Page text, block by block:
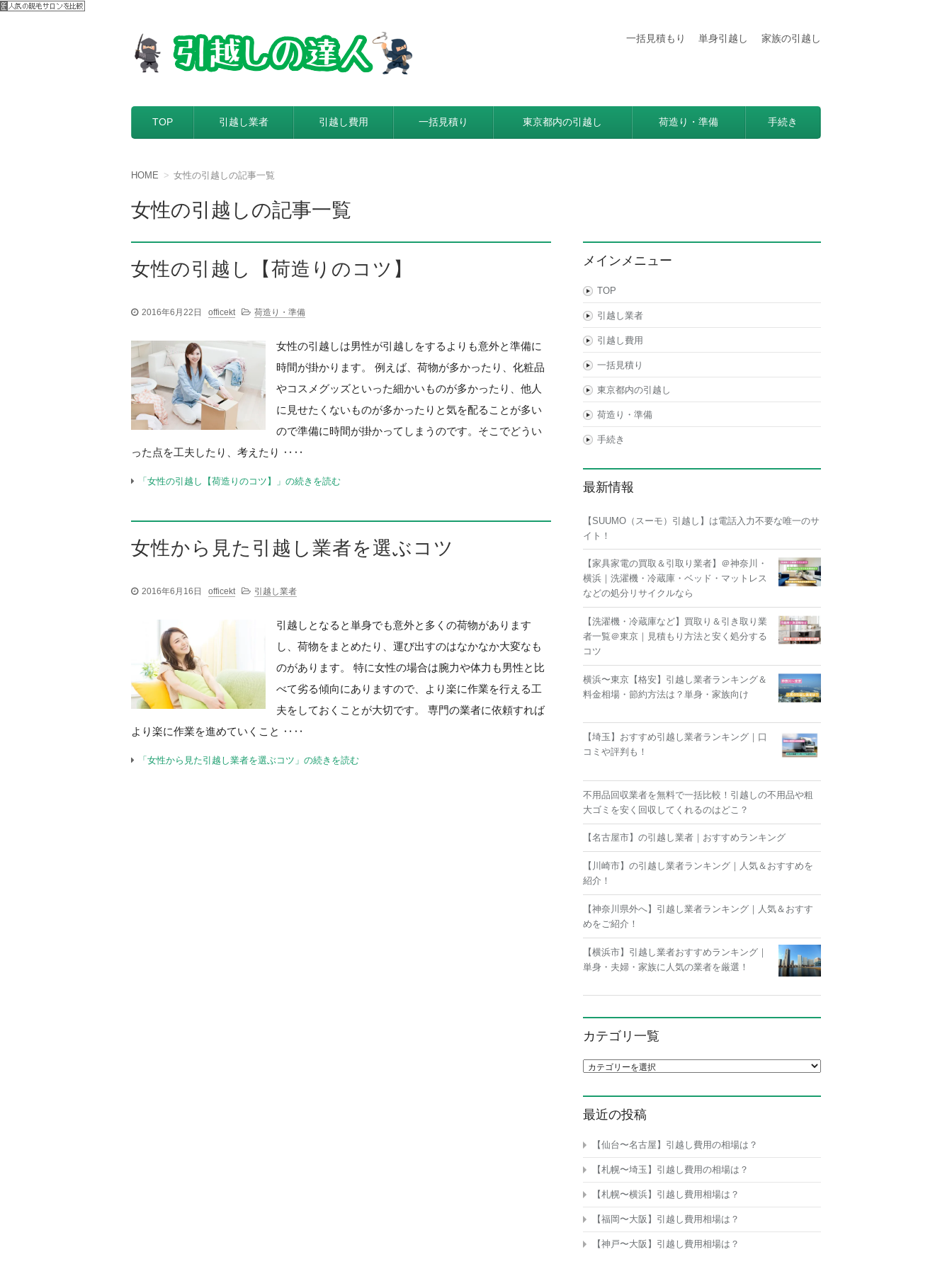
一括見積もり 単身引越し 家族の引越し
コンテンツへ移動
TOP 引越し業者 引越し費用 一括見積り 東京都内の引越し 荷造り・準備 手続き
HOME 女性の引越しの記事一覧
女性の引越しの記事一覧
女性の引越し【荷造りのコツ】
2016年6月22日 officekt 荷造り・準備
女性の引越しは男性が引越しをするよりも意外と準備に
時間が掛かります。 例えば、荷物が多かったり、化粧品
やコスメグッズといった細かいものが多かったり、他人
に見せたくないものが多かったりと気を配ることが多い
ので準備に時間が掛かってしまうのです。そこでどうい
った点を工夫したり、考えたり ‥‥
「女性の引越し【荷造りのコツ】」の続きを読む
女性から見た引越し業者を選ぶコツ
2016年6月16日 officekt 引越し業者
引越しとなると単身でも意外と多くの荷物があります
し、荷物をまとめたり、運び出すのはなかなか大変なも
のがあります。 特に女性の場合は腕力や体力も男性と比
べて劣る傾向にありますので、より楽に作業を行える工
夫をしておくことが大切です。 専門の業者に依頼すれば
より楽に作業を進めていくこと ‥‥
「女性から見た引越し業者を選ぶコツ」の続きを読む
メインメニュー
TOP
引越し業者
引越し費用
一括見積り
東京都内の引越し
荷造り・準備
手続き
最新情報
【SUUMO（スーモ）引越し】は電話入力不要な唯一のサ
イト！
【家具家電の買取＆引取り業者】＠神奈川・
横浜｜洗濯機・冷蔵庫・ベッド・マットレス
などの処分リサイクルなら
【洗濯機・冷蔵庫など】買取り＆引き取り業
者一覧＠東京｜見積もり方法と安く処分する
コツ
横浜〜東京【格安】引越し業者ランキング＆
料金相場・節約方法は？単身・家族向け
【埼玉】おすすめ引越し業者ランキング｜口
コミや評判も！
不用品回収業者を無料で一括比較！引越しの不用品や粗
大ゴミを安く回収してくれるのはどこ？
【名古屋市】の引越し業者｜おすすめランキング
【川崎市】の引越し業者ランキング｜人気＆おすすめを
紹介！
【神奈川県外へ】引越し業者ランキング｜人気＆おすす
めをご紹介！
【横浜市】引越し業者おすすめランキング｜
単身・夫婦・家族に人気の業者を厳選！
カテゴリ一覧
カテゴリ一覧
最近の投稿
【仙台〜名古屋】引越し費用の相場は？
【札幌〜埼玉】引越し費用の相場は？
【札幌〜横浜】引越し費用相場は？
【福岡〜大阪】引越し費用相場は？
【神戸〜大阪】引越し費用相場は？